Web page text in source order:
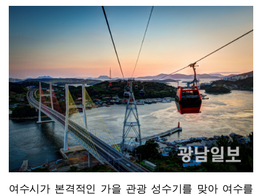
진도군, 한시적 장애인 이동지원 서비스
담양군, 메타세쿼이아 가로수길 생육 개선
여수시가 본격적인 가을 관광 성수기를 맞아 여수를